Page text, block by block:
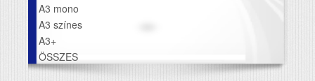
A3 mono
A3 színes
A3+
ÖSSZES